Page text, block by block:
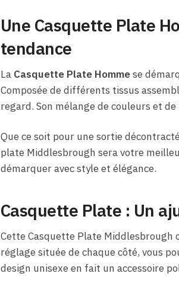
Une Casquette Plate
tendance
La Casquette Plate Hommese
Composée de différents tissus
regard. Son mélange de couleurs et
Que ce soit pour une sortie
plate Middlesbrough sera votre
démarquer avec style et élégance.
Casquette Plate : Un
Cette Casquette Plate Middlesbrough
réglage située de chaque côté, vous
design unisexe en fait un accessoire